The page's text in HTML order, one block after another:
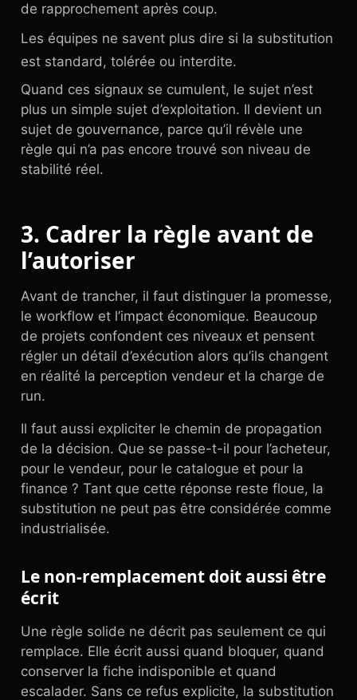
de rapprochement après coup.
Les équipes ne savent plus dire si la substitution
est standard, tolérée ou interdite.
Quand ces signaux se cumulent, le sujet n’est
plus un simple sujet d’exploitation. Il devient un
sujet de gouvernance, parce qu’il révèle une
règle qui n’a pas encore trouvé son niveau de
stabilité réel.
3. Cadrer la règle avant de
l’autoriser
Avant de trancher, il faut distinguer la promesse,
le workflow et l’impact économique. Beaucoup
de projets confondent ces niveaux et pensent
régler un détail d’exécution alors qu’ils changent
en réalité la perception vendeur et la charge de
run.
Il faut aussi expliciter le chemin de propagation
de la décision. Que se passe-t-il pour l’acheteur,
pour le vendeur, pour le catalogue et pour la
finance ? Tant que cette réponse reste floue, la
substitution ne peut pas être considérée comme
industrialisée.
Le non-remplacement doit aussi être
écrit
Une règle solide ne décrit pas seulement ce qui
remplace. Elle écrit aussi quand bloquer, quand
conserver la fiche indisponible et quand
escalader. Sans ce refus explicite, la substitution